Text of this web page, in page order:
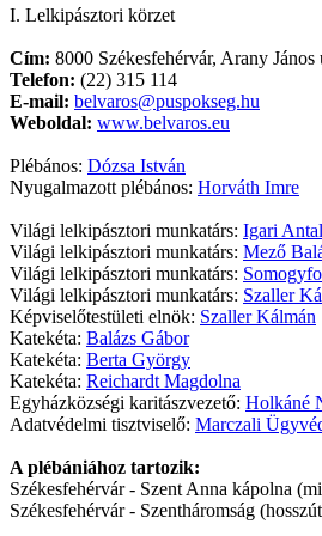
I. Lelkipásztori körzet
Cím: 8000 Székesfehérvár, Arany János
Telefon: (22) 315 114
E-mail: belvaros@puspokseg.hu
Weboldal: www.belvaros.eu
Plébános: Dózsa István
Nyugalmazott plébános: Horváth Imre
Világi lelkipásztori munkatárs: Igari Antal
Világi lelkipásztori munkatárs: Mező
Világi lelkipásztori munkatárs:
Világi lelkipásztori munkatárs: Szaller
Képviselőtestületi elnök: Szaller Kálmán
Katekéta: Balázs Gábor
Katekéta: Berta György
Katekéta: Reichardt Magdolna
Egyházközségi karitászvezető: Holkáné
Adatvédelmi tisztviselő: Marczali
A plébániához tartozik:
Székesfehérvár - Szent Anna kápolna
Székesfehérvár - Szentháromság